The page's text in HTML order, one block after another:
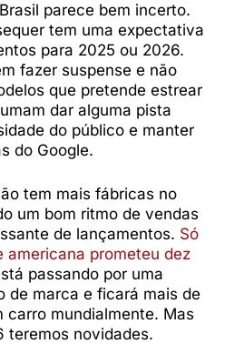
parece bem incerto.
tem uma expectativa
para 2025 ou 2026.
fazer suspense e não
que pretende estrear
dar alguma pista
do público e manter
do Google.
tem mais fábricas no
um bom ritmo de vendas
de lançamentos. Só
americana prometeu dez
passando por uma
de marca e ficará mais de
carro mundialmente. Mas
teremos novidades.